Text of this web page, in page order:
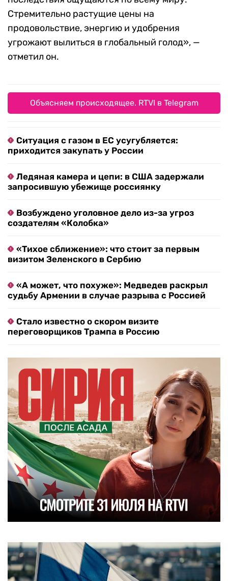
Стремительно растущие цены на
продовольствие, энергию и удобрения
угрожают вылиться в глобальный голод», —
отметил он.
Объясняем происходящее. RTVI в Telegram
Ситуация с газом в ЕС усугубляется:
приходится закупать у России
Ледяная камера и цепи: в США задержали
запросившую убежище россиянку
Возбуждено уголовное дело из-за угроз
создателям «Колобка»
«Тихое сближение»: что стоит за первым
визитом Зеленского в Сербию
«А может, что похуже»: Медведев раскрыл
судьбу Армении в случае разрыва с Россией
Стало известно о скором визите
переговорщиков Трампа в Россию